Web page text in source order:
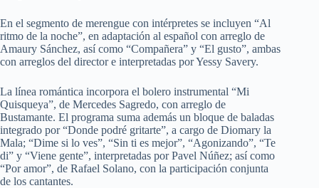
En el segmento de merengue con intérpretes se incluyen “Al
ritmo de la noche”, en adaptación al español con arreglo de
Amaury Sánchez, así como “Compañera” y “El gusto”, ambas
con arreglos del director e interpretadas por Yessy Savery.
La línea romántica incorpora el bolero instrumental “Mi
Quisqueya”, de Mercedes Sagredo, con arreglo de
Bustamante. El programa suma además un bloque de baladas
integrado por “Donde podré gritarte”, a cargo de Diomary la
Mala; “Dime si lo ves”, “Sin ti es mejor”, “Agonizando”, “Te
di” y “Viene gente”, interpretadas por Pavel Núñez; así como
“Por amor”, de Rafael Solano, con la participación conjunta
de los cantantes.